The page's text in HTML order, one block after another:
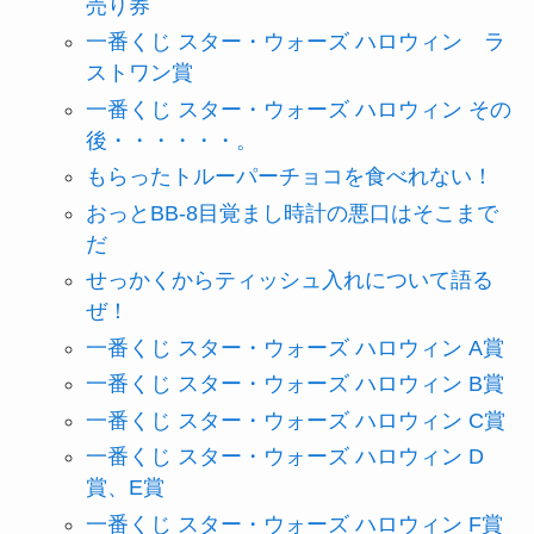
売り券
一番くじ スター・ウォーズ ハロウィン ラ
ストワン賞
一番くじ スター・ウォーズ ハロウィン その
後・・・・・・。
もらったトルーパーチョコを食べれない！
おっとBB-8目覚まし時計の悪口はそこまで
だ
せっかくからティッシュ入れについて語る
ぜ！
一番くじ スター・ウォーズ ハロウィン A賞
一番くじ スター・ウォーズ ハロウィン B賞
一番くじ スター・ウォーズ ハロウィン C賞
一番くじ スター・ウォーズ ハロウィン D
賞、E賞
一番くじ スター・ウォーズ ハロウィン F賞